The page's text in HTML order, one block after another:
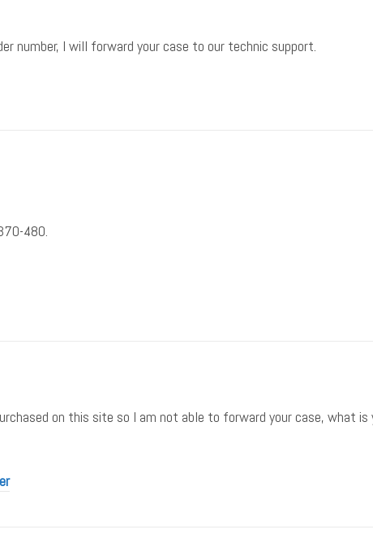
number, I will forward your case to our technic support.
480.
on this site so I am not able to forward your case, what